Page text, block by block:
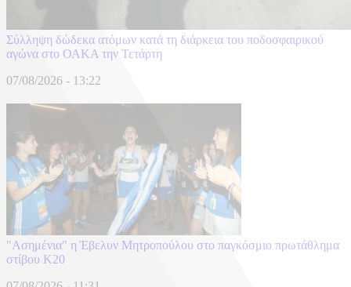
Σύλληψη δώδεκα ατόμων κατά τη διάρκεια του ποδοσφαιρικού
αγώνα στο ΟΑΚΑ την Τετάρτη
07/08/2026 - 13:22
"Ασημένια" η Έβελυν Μητροπούλου στο παγκόσμιο πρωτάθλημα
στίβου Κ20